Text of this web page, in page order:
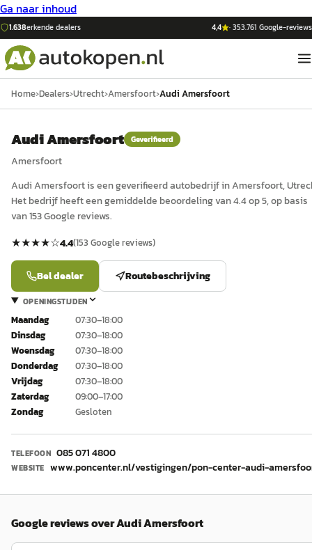
Ga naar inhoud
1.638erkende dealers 4,4 ·353.761 Google-reviews
Home›Dealers›Utrecht›Amersfoort›Audi Amersfoort
Audi Amersfoort Geverifieerd
Amersfoort
Audi Amersfoortis eengeverifieerdautobedrijf inAmersfoort,
Het bedrijf heeft een gemiddelde beoordeling van 4.4 op 5, op basis
van 153 Google reviews.
★★★★☆4.4(153 Google reviews)
Bel dealer Routebeschrijving
OPENINGSTIJDEN
Maandag
07:30–18:00
Dinsdag
07:30–18:00
Woensdag
07:30–18:00
Donderdag
07:30–18:00
Vrijdag
07:30–18:00
Zaterdag
09:00–17:00
Zondag
Gesloten
TELEFOON 085 071 4800
WEBSITE www.poncenter.nl/vestigingen/pon-center-audi-
Google reviews overAudi Amersfoort